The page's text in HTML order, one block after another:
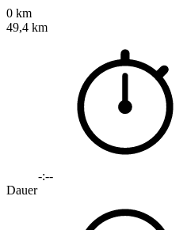
0 km
49,4 km
-:--
Dauer